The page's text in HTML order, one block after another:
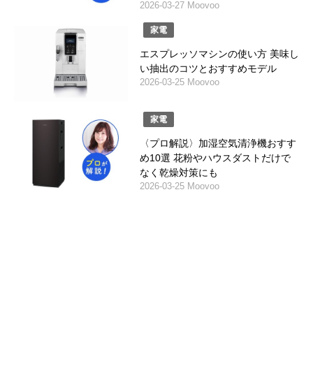
2026-03-27 Moovoo
家電
エスプレッソマシンの使い方 美味し
い抽出のコツとおすすめモデル
2026-03-25 Moovoo
家電
〈プロ解説〉加湿空気清浄機おすす
め10選 花粉やハウスダストだけで
なく乾燥対策にも
2026-03-25 Moovoo